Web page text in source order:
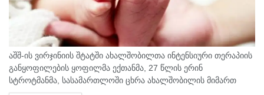
აშშ-ის ვირჯინიის შტატში ახალშობილთა ინტენსიური თერაპიის
განყოფილების ყოფილმა ექთანმა, 27 წლის ერინ
სტროტმანმა, სასამართლოში ცხრა ახალშობილის მიმართ
ბავშვზე ძალადობის ბრალდებაზე დანაშაული არ უარყო. საქმე